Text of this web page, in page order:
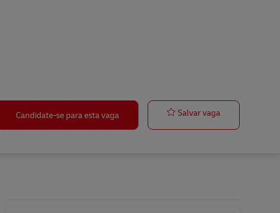
Candidate-se para esta vaga
Salvar vagaPostbote für